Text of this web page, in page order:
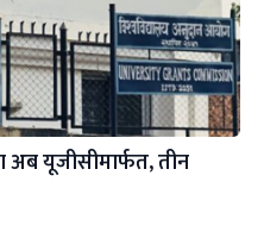
अब यूजीसीमार्फत, तीन